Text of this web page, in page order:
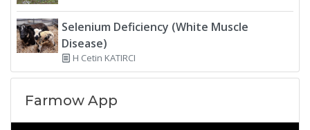
Selenium Deficiency (White Muscle
Disease)
H Cetin KATIRCI
Farmow App